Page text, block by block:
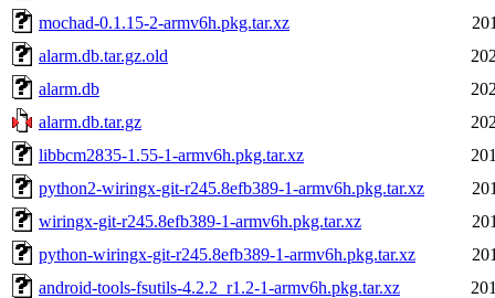
mochad-0.1.15-2-armv6h.pkg.tar.xz
alarm.db.tar.gz.old
alarm.db
alarm.db.tar.gz
libbcm2835-1.55-1-armv6h.pkg.tar.xz
python2-wiringx-git-r245.8efb389-1-armv6h.pkg.tar.xz
wiringx-git-r245.8efb389-1-armv6h.pkg.tar.xz
python-wiringx-git-r245.8efb389-1-armv6h.pkg.tar.xz
android-tools-fsutils-4.2.2_r1.2-1-armv6h.pkg.tar.xz